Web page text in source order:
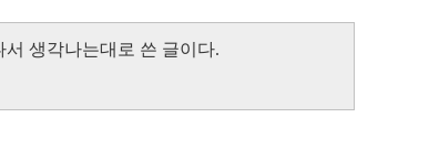
서 생각나는대로 쓴 글이다.